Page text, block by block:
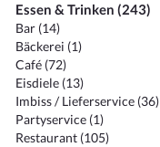
Essen & Trinken (243)
Bar (14)
Bäckerei (1)
Café (72)
Eisdiele (13)
Imbiss / Lieferservice (36)
Partyservice (1)
Restaurant (105)